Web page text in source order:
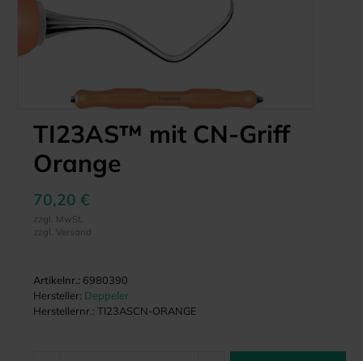
TI23AS™ mit CN-Griff
Orange
70,20 €
zzgl. MwSt.
zzgl. Versand
Artikelnr.: 6980390
Hersteller: Deppeler
Herstellernr.: TI23ASCN-ORANGE